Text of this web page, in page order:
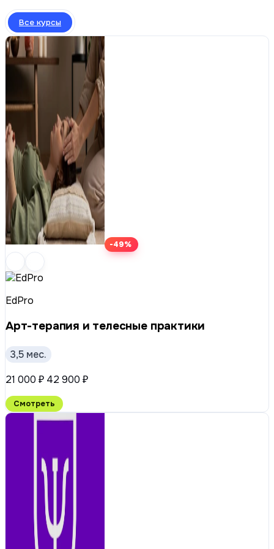
Все курсы
-49%
EdPro
Арт-терапия и телесные практики
3,5 мес.
21 000 ₽ 42 900 ₽
Смотреть